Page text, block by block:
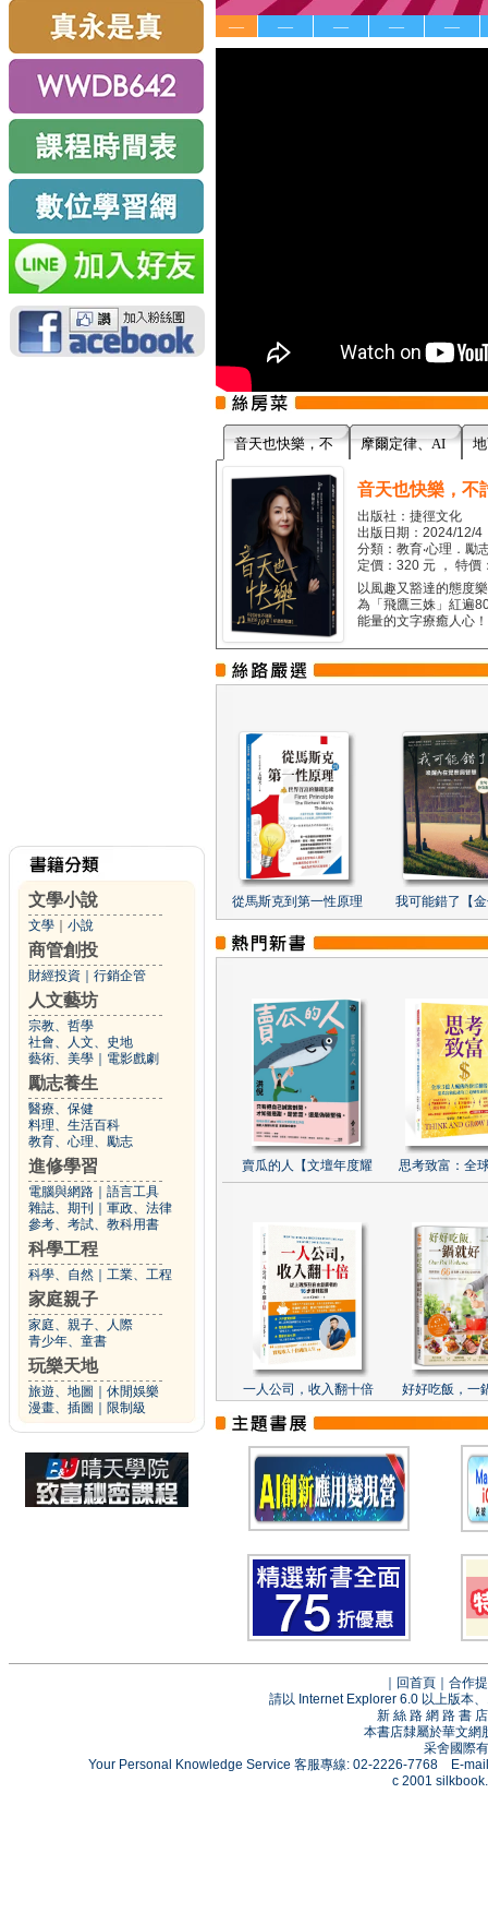
文學小說
文學 小說
商管創投
財經投資 行銷企管
人文藝坊
宗教、哲學
社會、人文、史地
藝術、美學
電影戲劇
勵志養生
醫療、保健
料理、生活百科
教育、心理、勵志
進修學習
電腦與網路
語言工具
雜誌、期刊
軍政、法律
參考、考試、教科用書
科學工程
科學、自然 工業、工程
家庭親子
家庭、親子、人際
青少年、童書
玩樂天地
旅遊、地圖
休閒娛樂
漫畫、插圖
限制級
— — — — —
音天也快樂，不 摩爾定律、AI
音天也快樂，不
出版社：捷徑文化
出版日期：2024/12/4
分類：教育‧心理．勵
定價：320 元 ， 特價
以風趣又豁達的態度
為「飛鷹三姝」紅遍
能量的文字療癒人心
從馬斯克到第一性原理 我可能錯了【
賣瓜的人【文壇年度耀 思考致富：全
一人公司，收入翻十倍 好好吃飯，一
回首頁
合作
請以 Internet Explorer 6.0 以上版本
新 絲 路 網 路 書
本書店隸屬於華文網
采舍國際
Your Personal Knowledge Service 客服專線: 02-2226-7768 E-
c 2001